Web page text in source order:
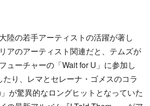
陸の若手アーティストの活躍が著し
アのアーティスト関連だと、テムズが
ューチャーの「Wait for U」に参加し
り、レマとセレーナ・ゴメスのコラ
が驚異的なロングヒットとなっていた